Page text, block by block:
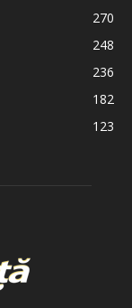
270
248
236
182
123